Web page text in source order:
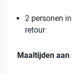
2 personen
retour
Maaltijden aan